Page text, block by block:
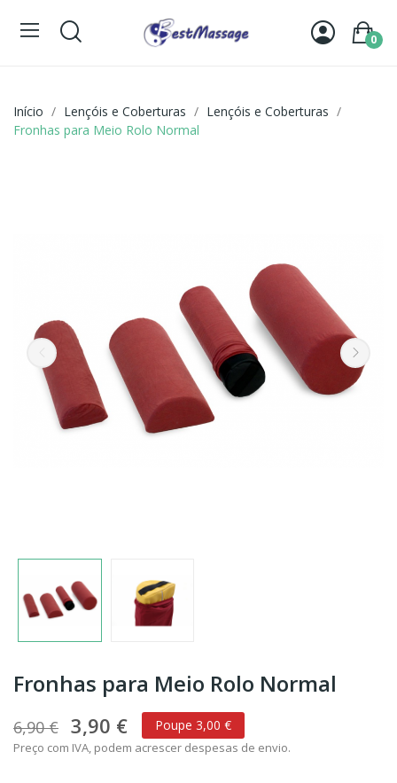
0
Início Lençóis e Coberturas
Lençóis e Coberturas
Fronhas para Meio Rolo Normal
Fronhas para Meio Rolo Normal
6,90 € 3,90 € Poupe 3,00 €
Preço com IVA, podem acrescer despesas de envio.